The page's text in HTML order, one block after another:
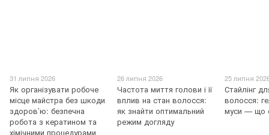
31 липня 2026
Як організувати робоче
місце майстра без шкоди
здоров’ю: безпечна
робота з кератином та
хімічними процедурами
26 липня 2026
Частота миття голови і її
вплив на стан волосся:
як знайти оптимальний
режим догляду
25 липня
Стайлінг
волосся:
муси — що